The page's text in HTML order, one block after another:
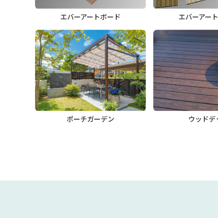
エバーアートボード エバーアー
ポーチガーデン ウッドデ